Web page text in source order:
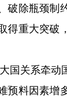
破除瓶颈制
得重大突破
国关系牵
预料因素增